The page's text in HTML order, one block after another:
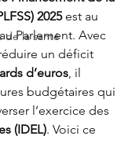
de la santé
2025 est au
Parlement. Avec
un déficit
d’euros, il
budgétaires qui
l’exercice des
(IDEL). Voici ce